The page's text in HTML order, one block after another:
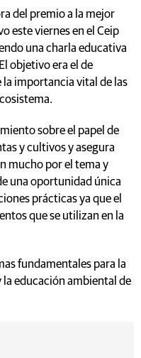
del premio a la mejor
este viernes en el Ceip
una charla educativa
objetivo era el de
importancia vital de las
sobre el papel de
y cultivos y asegura
mucho por el tema y
una oportunidad única
prácticas ya que el
que se utilizan en la
fundamentales para la
educación ambiental de